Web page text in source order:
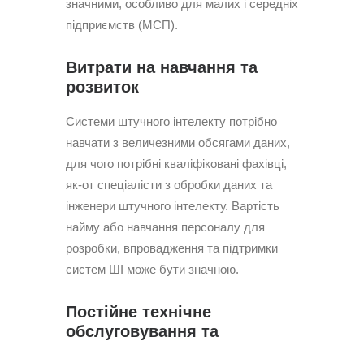
значними, особливо для малих і середніх
підприємств (МСП).
Витрати на навчання та
розвиток
Системи штучного інтелекту потрібно
навчати з величезними обсягами даних,
для чого потрібні кваліфіковані фахівці,
як-от спеціалісти з обробки даних та
інженери штучного інтелекту. Вартість
найму або навчання персоналу для
розробки, впровадження та підтримки
систем ШІ може бути значною.
Постійне технічне
обслуговування та